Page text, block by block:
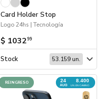
Card Holder Stop
Logo 24hs | Tecnología
$ 103299
Stock 53.159 un.
24
AUG
8.400
UN. EN CAMINO
REINGRESO